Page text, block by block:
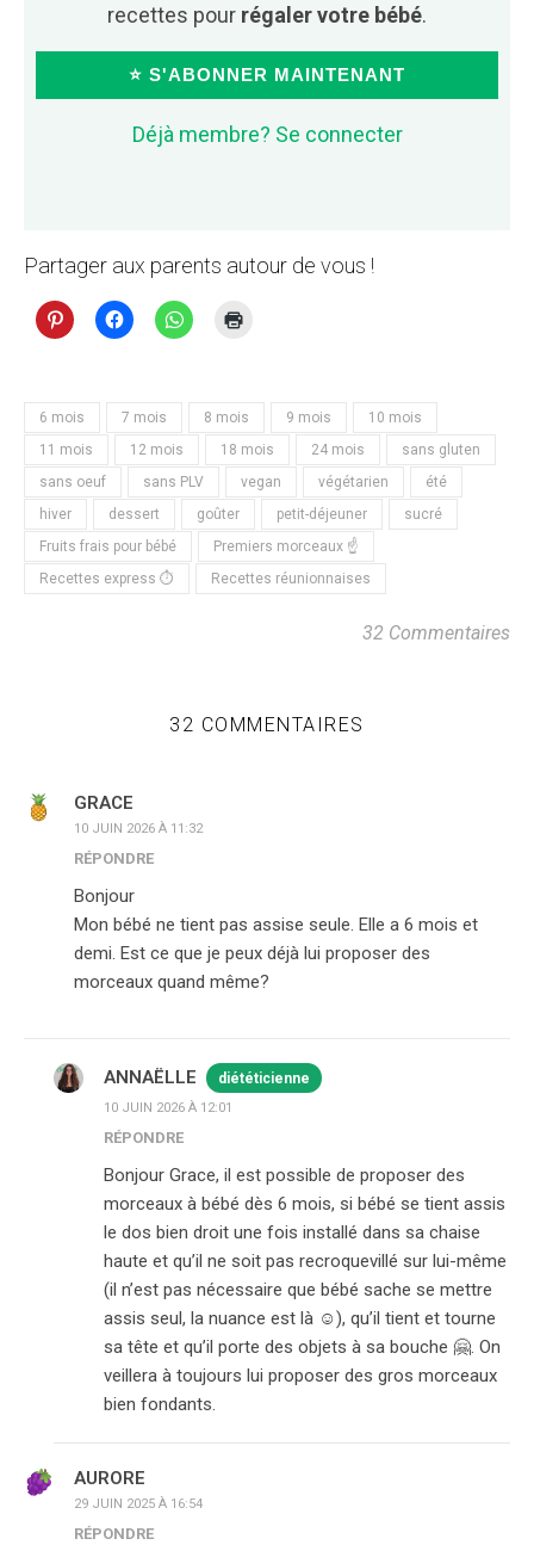
recettes pour régaler votre bébé.
⭐ S'ABONNER MAINTENANT
Déjà membre? Se connecter
Partager aux parents autour de vous !
6 mois 7 mois 8 mois 9 mois
10 mois
11 mois
12 mois 18 mois 24 mois
sans gluten
sans oeuf
sans PLV vegan végétarien
été
hiver
dessert goûter petit-déjeuner
sucré
Fruits frais pour bébé
Premiers morceaux ☝️
Recettes express ⏱
Recettes réunionnaises
32 Commentaires
32 COMMENTAIRES
GRACE
10 JUIN 2026 À 11:32
RÉPONDRE
Bonjour
Mon bébé ne tient pas assise seule. Elle a 6 mois et
demi. Est ce que je peux déjà lui proposer des
morceaux quand même?
ANNAËLLE diététicienne
10 JUIN 2026 À 12:01
RÉPONDRE
Bonjour Grace, il est possible de proposer des
morceaux à bébé dès 6 mois, si bébé se tient assis
le dos bien droit une fois installé dans sa chaise
haute et qu’il ne soit pas recroquevillé sur lui-même
(il n’est pas nécessaire que bébé sache se mettre
assis seul, la nuance est là ☺️), qu’il tient et tourne
sa tête et qu’il porte des objets à sa bouche 🤗. On
veillera à toujours lui proposer des gros morceaux
bien fondants.
AURORE
29 JUIN 2025 À 16:54
RÉPONDRE